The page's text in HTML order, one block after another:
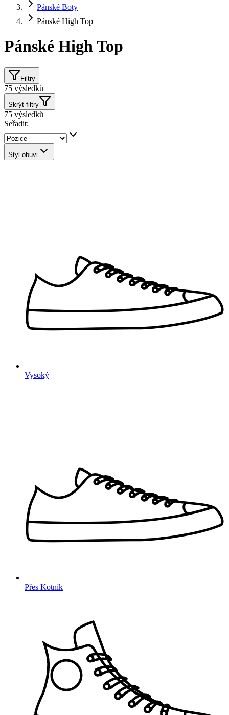
Pánské Boty
Pánské High Top
Pánské High Top
Filtry
75 výsledků
Skrýt filtry
75 výsledků
Seřadit:
Styl obuvi
Vysoký
Přes Kotník